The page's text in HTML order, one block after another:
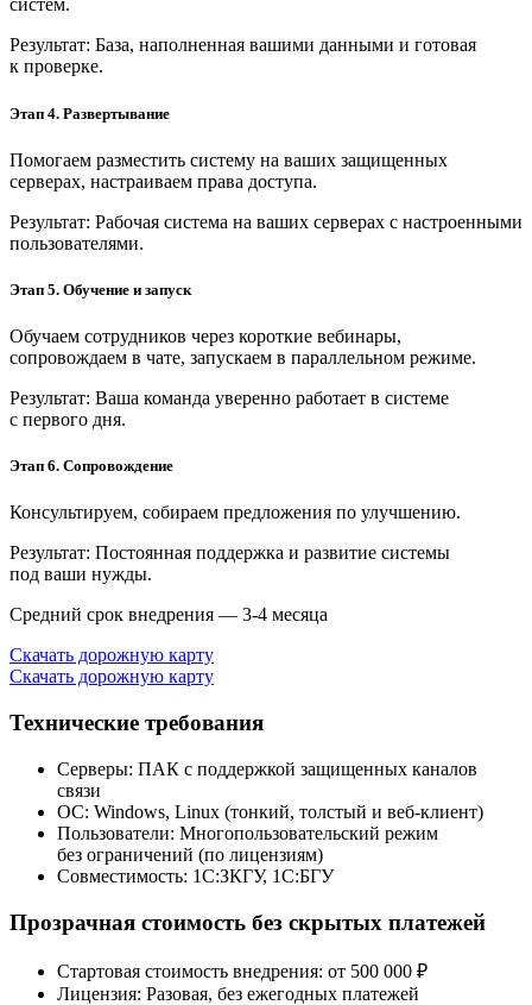
систем.
Результат: База, наполненная вашими данными и готовая
к проверке.
Этап 4. Развертывание
Помогаем разместить систему на ваших защищенных
серверах, настраиваем права доступа.
Результат: Рабочая система на ваших серверах с настроенными
пользователями.
Этап 5. Обучение и запуск
Обучаем сотрудников через короткие вебинары,
сопровождаем в чате, запускаем в параллельном режиме.
Результат: Ваша команда уверенно работает в системе
с первого дня.
Этап 6. Сопровождение
Консультируем, собираем предложения по улучшению.
Результат: Постоянная поддержка и развитие системы
под ваши нужды.
Средний срок внедрения — 3-4 месяца
Скачать дорожную карту
Скачать дорожную карту
Технические требования
Серверы: ПАК с поддержкой защищенных каналов
связи
ОС: Windows, Linux (тонкий, толстый и веб-клиент)
Пользователи: Многопользовательский режим
без ограничений (по лицензиям)
Совместимость: 1С:ЗКГУ, 1С:БГУ
Прозрачная стоимость без скрытых платежей
Стартовая стоимость внедрения: от 500 000 ₽
Лицензия: Разовая, без ежегодных платежей